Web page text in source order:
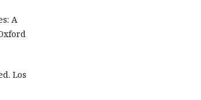
A
Los